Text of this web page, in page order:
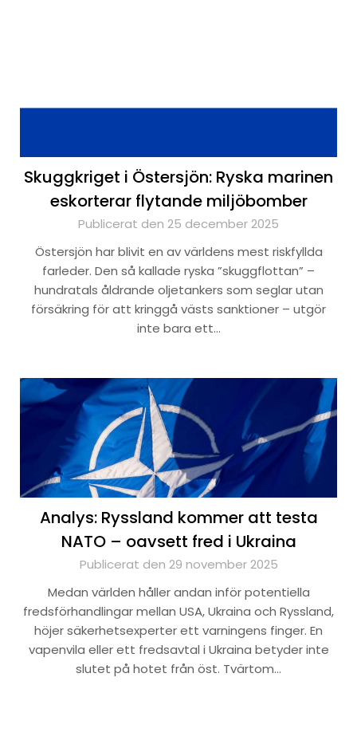
Skuggkriget i Östersjön: Ryska marinen
eskorterar flytande miljöbomber
Publicerat den 25 december 2025
Östersjön har blivit en av världens mest riskfyllda
farleder. Den så kallade ryska ”skuggflottan” –
hundratals åldrande oljetankers som seglar utan
försäkring för att kringgå västs sanktioner – utgör
inte bara ett…
Analys: Ryssland kommer att testa
NATO – oavsett fred i Ukraina
Publicerat den 29 november 2025
Medan världen håller andan inför potentiella
fredsförhandlingar mellan USA, Ukraina och Ryssland,
höjer säkerhetsexperter ett varningens finger. En
vapenvila eller ett fredsavtal i Ukraina betyder inte
slutet på hotet från öst. Tvärtom…